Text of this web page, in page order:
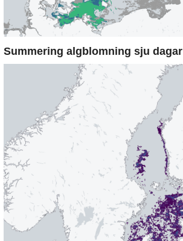
Summering algblomning sju dagar